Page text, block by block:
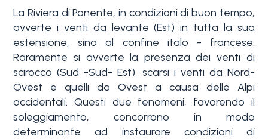
La Riviera di Ponente, in condizioni di buon tempo,
avverte i venti da levante (Est) in tutta la sua
estensione, sino al confine italo - francese.
Raramente si avverte la presenza dei venti di
scirocco (Sud -Sud- Est), scarsi i venti da Nord-
Ovest e quelli da Ovest a causa delle Alpi
occidentali. Questi due fenomeni, favorendo il
soleggiamento, concorrono in modo
determinante ad instaurare condizioni di
Qualsiasi
1
2
3+